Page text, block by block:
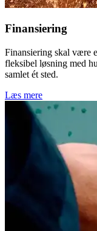
Finansiering
Finansiering skal være
fleksibel løsning med
samlet ét sted.
Læs mere